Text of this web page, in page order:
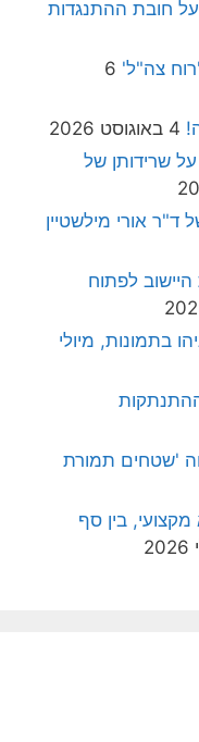
על חובת ההתנגדות
צה"ל' 6
4 באוגוסט 2026
שרידותן של
ד"ר אורי מילשטיין
לפתוח
בתמונות, מיולי
'שטחים תמורת
בין סף